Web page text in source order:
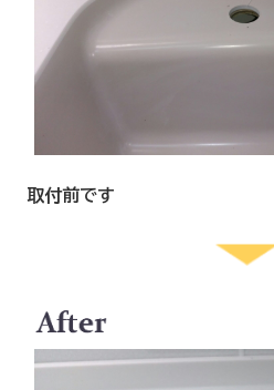
取付前です